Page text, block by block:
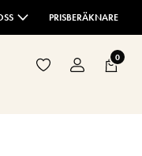
PRISBERÄKNARE
0